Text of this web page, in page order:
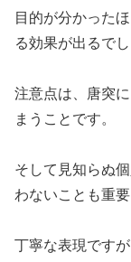
目的が分かった
る効果が出るでし
注意点は、唐突
まうことです。
そして見知らぬ
わないことも重要
丁寧な表現です